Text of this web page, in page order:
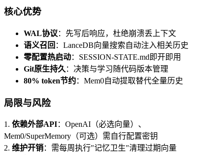
核心优势
WAL协议 ：先写后响应，杜绝崩溃丢上下文
语义召回 ：LanceDB向量搜索自动注入相关历史
零配置热启动：SESSION-STATE.md即开即用
Git原生持久 ：决策与学习随代码版本管理
80% token节约：Mem0自动提取替代全量历史
局限与风险
1. 依赖外部API：OpenAI（必选向量）、
Mem0/SuperMemory（可选）需自行配置密钥
2. 维护开销：需每周执行"记忆卫生"清理过期向量